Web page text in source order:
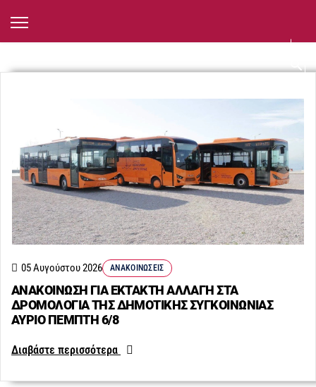
ΑΝΑΚΟΙΝΩΣΗ ΓΙΑ ΕΚΤΑΚΤΗ ΑΛΛΑΓΗ ΣΤΑ
ΔΡΟΜΟΛΟΓΙΑ ΤΗΣ ΔΗΜΟΤΙΚΗΣ ΣΥΓΚΟΙΝΩΝΙΑΣ
ΑΥΡΙΟ ΠΕΜΠΤΗ 6/8
05 Αυγούστου 2026 ΑΝΑΚΟΙΝΏΣΕΙΣ
Διαβάστε περισσότερα